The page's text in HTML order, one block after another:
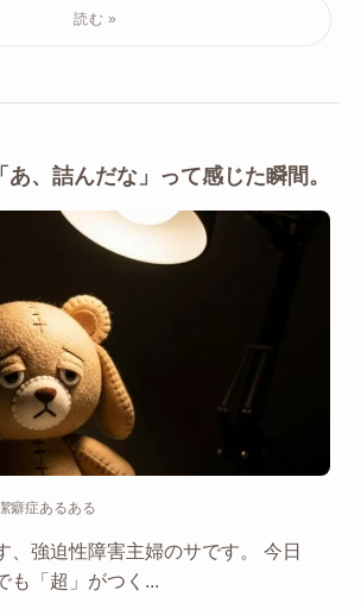
、詰んだな」って感じた瞬間。
癖症あるある
、強迫性障害主婦のサです。 今日
も「超」がつく...